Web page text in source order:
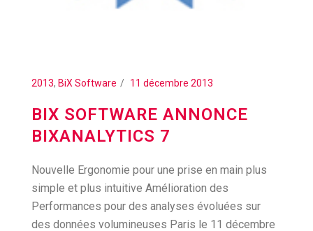
2013, BiX Software 11 décembre 2013
BIX SOFTWARE ANNONCE
BIXANALYTICS 7
Nouvelle Ergonomie pour une prise en main plus
simple et plus intuitive Amélioration des
Performances pour des analyses évoluées sur
des données volumineuses Paris le 11 décembre